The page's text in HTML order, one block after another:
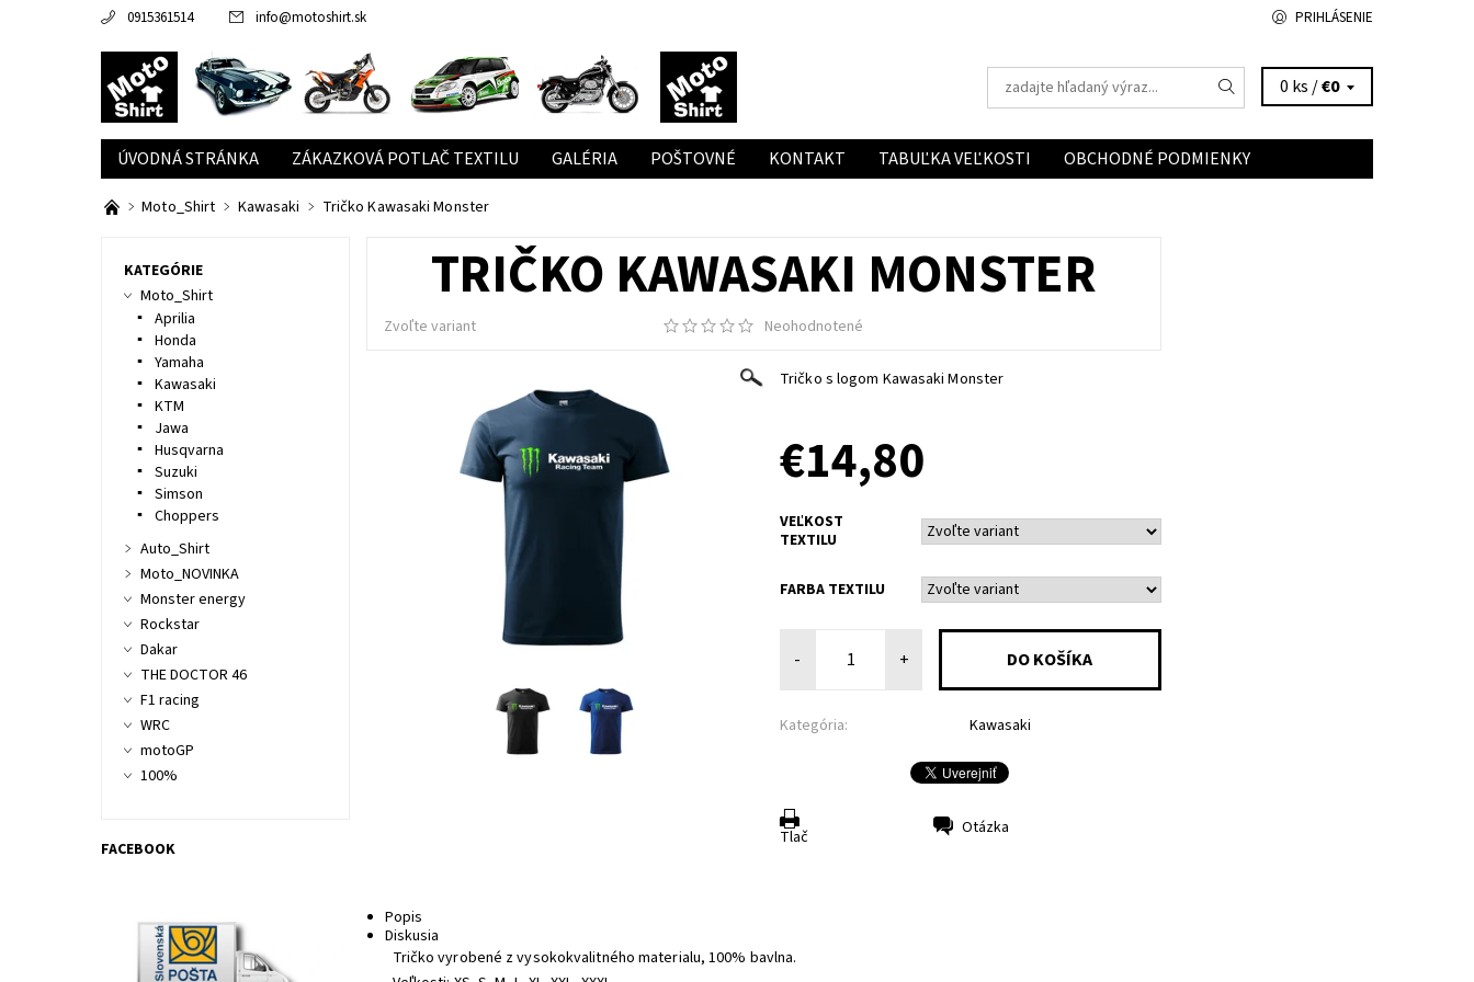
0915361514 info@motoshirt.sk PRIHLÁSENIE
0 ks /€0
ÚVODNÁ STRÁNKA ZÁKAZKOVÁ POTLAČ TEXTILU GALÉRIA POŠTOVNÉ KONTAKT TABUĽKA VEĽKOSTI OBCHODNÉ PODMIENKY
Moto_Shirt Kawasaki Tričko Kawasaki Monster
TRIČKO KAWASAKI MONSTER
Zvoľte variant Neohodnotené
Tričko s logom Kawasaki Monster
€14,80
VEĽKOST
TEXTILU
FARBA TEXTILU
- +
Kategória: Kawasaki
Tlač Otázka
Popis
Diskusia
Tričko vyrobené z vysokokvalitného materialu, 100% bavlna.
KATEGÓRIE
Moto_Shirt
Aprilia
Honda
Yamaha
Kawasaki
KTM
Jawa
Husqvarna
Suzuki
Simson
Choppers
Auto_Shirt
Moto_NOVINKA
Monster energy
Rockstar
Dakar
THE DOCTOR 46
F1 racing
WRC
motoGP
100%
FACEBOOK